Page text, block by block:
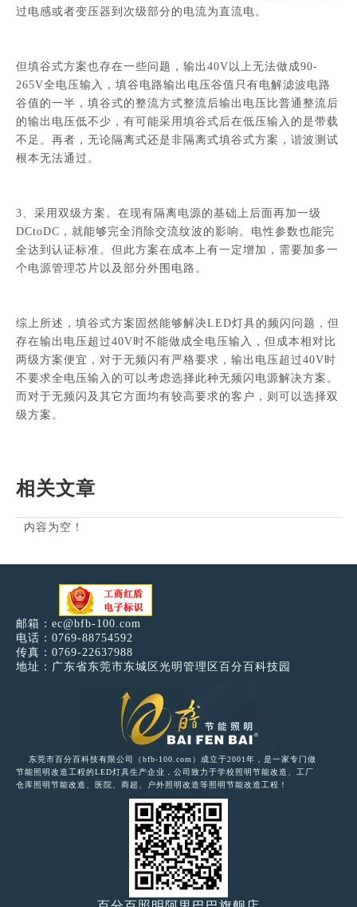
过电感或者变压器到次级部分的电流为直流电。
但填谷式方案也存在一些问题，输出40V以上无法做成90-
265V全电压输入，填谷电路输出电压谷值只有电解滤波电路
谷值的一半，填谷式的整流方式整流后输出电压比普通整流后
的输出电压低不少，有可能采用填谷式后在低压输入的是带载
不足。再者，无论隔离式还是非隔离式填谷式方案，谐波测试
根本无法通过。
3、采用双级方案。在现有隔离电源的基础上后面再加一级
DCtoDC，就能够完全消除交流纹波的影响。电性参数也能完
全达到认证标准。但此方案在成本上有一定增加，需要加多一
个电源管理芯片以及部分外围电路。
综上所述，填谷式方案固然能够解决LED灯具的频闪问题，但
存在输出电压超过40V时不能做成全电压输入，但成本相对比
两级方案便宜，对于无频闪有严格要求，输出电压超过40V时
不要求全电压输入的可以考虑选择此种无频闪电源解决方案。
而对于无频闪及其它方面均有较高要求的客户，则可以选择双
级方案。
相关文章
内容为空！
邮箱： ec@bfb-100.com
电话：0769-88754592
传真：0769-22637988
地址：广东省东莞市东城区光明管理区百分百科技园
东莞市百分百科技有限公司（bfb-100.com）成立于2001年，是一家专门做
节能照明改造工程的LED灯具生产企业，公司致力于学校照明节能改造、工厂
仓库照明节能改造、医院、商超、户外照明改造等照明节能改造工程！